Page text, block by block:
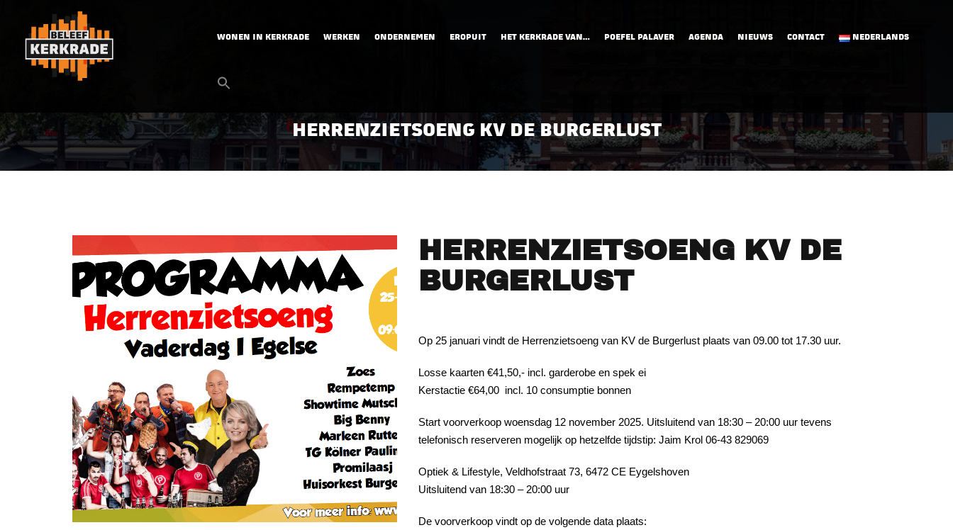
WONEN IN KERKRADE WERKEN ONDERNEMEN EROPUIT HET KERKRADE VAN… POEFEL PALAVER AGENDA NIEUWS CONTACT NEDERLANDS
HERRENZIETSOENG KV DE BURGERLUST
HERRENZIETSOENG KV DE
BURGERLUST
Op 25 januari vindt de Herrenzietsoeng van KV de Burgerlust plaats van 09.00 tot 17.30 uur.
Losse kaarten €41,50,- incl. garderobe en spek ei
Kerstactie €64,00 incl. 10 consumptie bonnen
Start voorverkoop woensdag 12 november 2025. Uitsluitend van 18:30 – 20:00 uur tevens
telefonisch reserveren mogelijk op hetzelfde tijdstip: Jaim Krol 06-43 829069
Optiek & Lifestyle, Veldhofstraat 73, 6472 CE Eygelshoven
Uitsluitend van 18:30 – 20:00 uur
De voorverkoop vindt op de volgende data plaats: